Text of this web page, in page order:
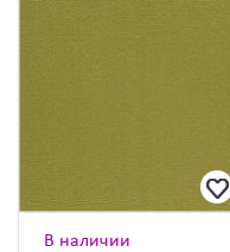
В наличии